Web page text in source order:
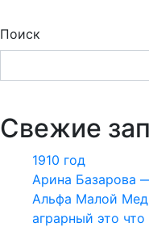
Поиск
Свежие
1910 год
Арина Базарова
Альфа Малой
аграрный это что